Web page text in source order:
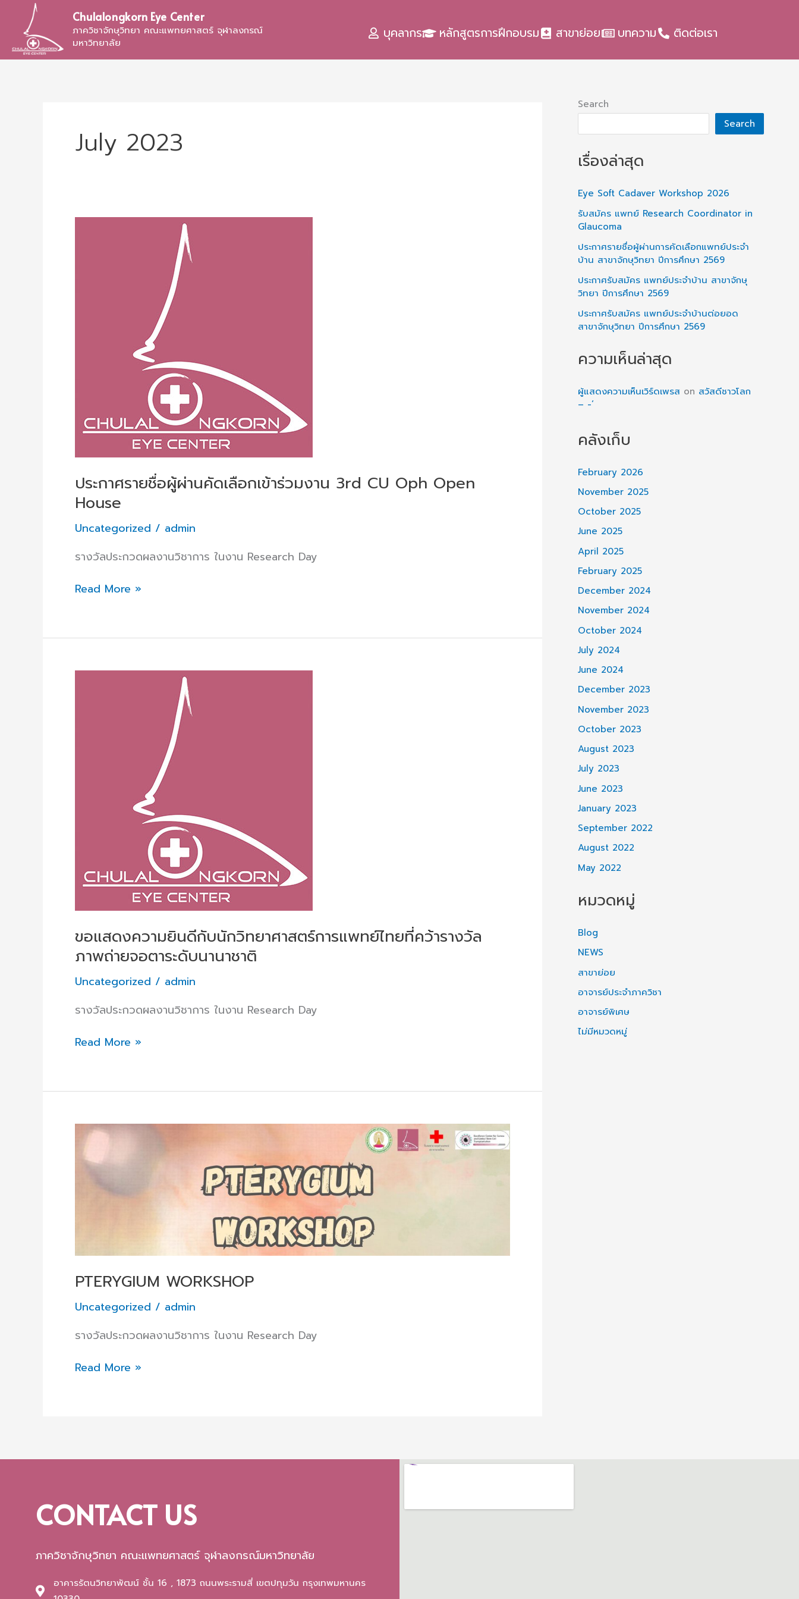
content
Chulalongkorn Eye Center
ภาควิชาจักษุวิทยา คณะแพทยศาสตร์ จุฬาลงกรณ์
มหาวิทยาลัย
บุคลากร หลักสูตรการฝึกอบรม สาขาย่อย บทความ ติดต่อเรา
July 2023
ประกาศรายชื่อผู้ผ่านคัดเลือกเข้าร่วมงาน 3rd CU Oph Open
House
Uncategorized / admin
รางวัลประกวดผลงานวิชาการ ในงาน Research Day
Oph
Open
Read More »
ขอแสดงความยินดีกับนักวิทยาศาสตร์การแพทย์ไทยที่คว้ารางวัล
ภาพถ่ายจอตาระดับนานาชาติ
Uncategorized / admin
รางวัลประกวดผลงานวิชาการ ในงาน Research Day
รางวัล
ภาพถ่าย
ระดับ
นานาชาติ
Read More »
PTERYGIUM WORKSHOP
Uncategorized / admin
รางวัลประกวดผลงานวิชาการ ในงาน Research Day
PTERYGIUM
WORKSHOP
Read More »
Search
Search
เรื่องล่าสุด
Eye Soft Cadaver Workshop 2026
รับสมัคร แพทย์ Research Coordinator in
Glaucoma
ประกาศรายชื่อผู้ผ่านการคัดเลือกแพทย์ประจำ
บ้าน สาขาจักษุวิทยา ปีการศึกษา 2569
ประกาศรับสมัคร แพทย์ประจำบ้าน สาขาจักษุ
วิทยา ปีการศึกษา 2569
ประกาศรับสมัคร แพทย์ประจำบ้านต่อยอด
สาขาจักษุวิทยา ปีการศึกษา 2569
ความเห็นล่าสุด
ผู้แสดงความเห็นเวิร์ดเพรส on สวัสดีชาวโลก
– -‘
คลังเก็บ
February 2026
November 2025
October 2025
June 2025
April 2025
February 2025
December 2024
November 2024
October 2024
July 2024
June 2024
December 2023
November 2023
October 2023
August 2023
July 2023
June 2023
January 2023
September 2022
August 2022
May 2022
หมวดหมู่
Blog
NEWS
สาขาย่อย
อาจารย์ประจำภาควิชา
อาจารย์พิเศษ
ไม่มีหมวดหมู่
CONTACT US
ภาควิชาจักษุวิทยา คณะแพทยศาสตร์ จุฬาลงกรณ์มหาวิทยาลัย
อาคารรัตนวิทยาพัฒน์ ชั้น 16 , 1873 ถนนพระรามสี่ เขตปทุมวัน กรุงเทพมหานคร